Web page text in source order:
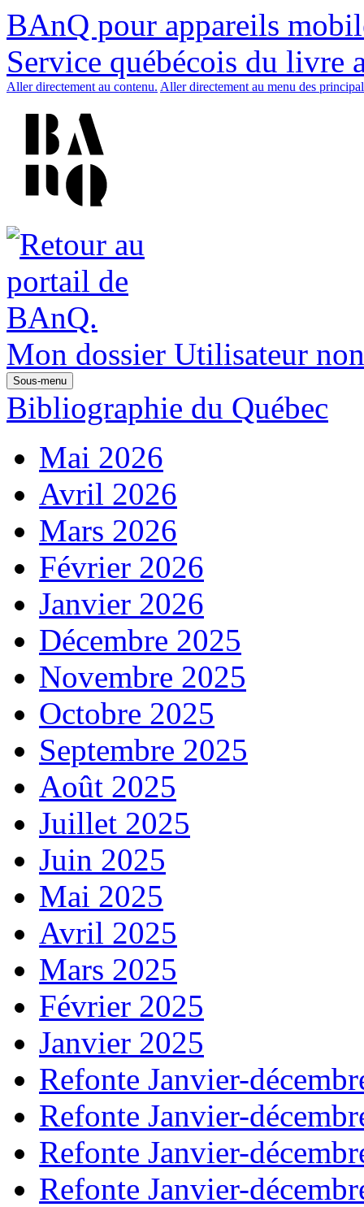
BAnQ pour appareils
Service québécois du livre
Aller directement au contenu. Aller directement au menu des
Mon dossier Utilisateur
Sous-menu
Bibliographie du Québec
Mai 2026
Avril 2026
Mars 2026
Février 2026
Janvier 2026
Décembre 2025
Novembre 2025
Octobre 2025
Septembre 2025
Août 2025
Juillet 2025
Juin 2025
Mai 2025
Avril 2025
Mars 2025
Février 2025
Janvier 2025
Refonte Janvier-
Refonte Janvier-
Refonte Janvier-
Refonte Janvier-